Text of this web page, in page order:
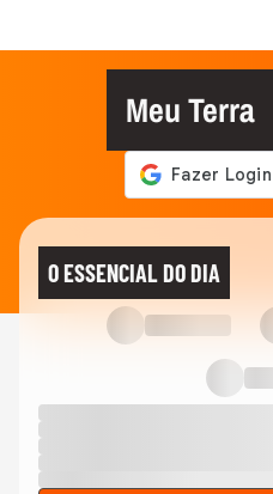
Meu Terra
O ESSENCIAL DO DIA